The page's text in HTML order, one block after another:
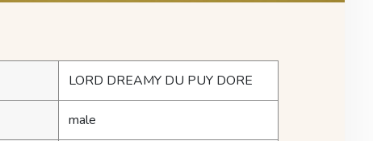
LORD DREAMY DU PUY DORE
male